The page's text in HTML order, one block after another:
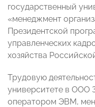
государственный
«менеджмент
Президентской
управленческих
хозяйства
Трудовую
университете в ООО
оператором ЭВМ,